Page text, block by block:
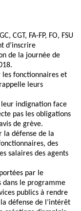
CGT, FA-FP, FO, FSU
d’inscrire
de la journée de
fonctionnaires et
leurs
indignation face
pas les obligations
de grève.
la défense de la
des
salaires des agents
par le
dans le programme
publics à rendre
défense de l’intérêt